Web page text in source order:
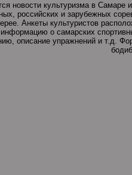
новости культуризма в
российских и зарубежных
Анкеты культуристов
о самарских
описание упражнений и т.д.